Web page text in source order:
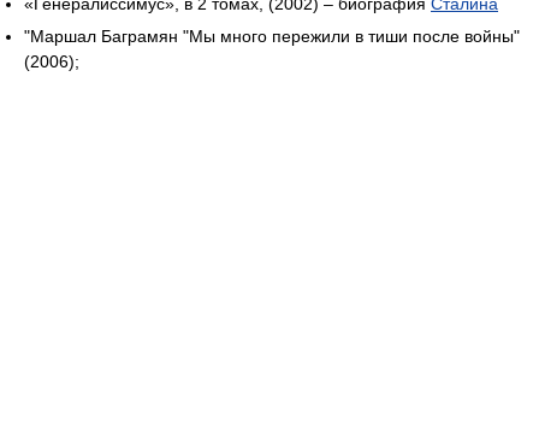
"Маршал Баграмян "Мы много пережили в тиши после войны"
(2006);